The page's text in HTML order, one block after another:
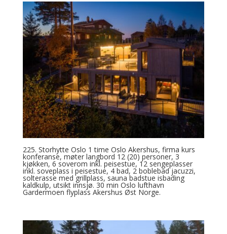
225. Storhytte Oslo 1 time Oslo Akershus, firma kurs
konferanse, møter langbord 12 (20) personer, 3
kjøkken, 6 soverom inkl. peisestue, 12 sengeplasser
inkl. soveplass i peisestue, 4 bad, 2 boblebad jacuzzi,
solterasse med grillplass, sauna badstue isbading
kaldkulp, utsikt innsjø. 30 min Oslo lufthavn
Gardermoen flyplass Akershus Øst Norge.